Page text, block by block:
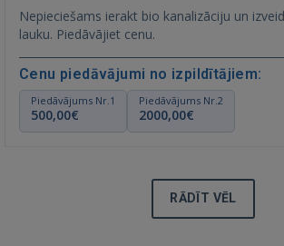
Nepieciešams ierakt bio kanalizāciju un
lauku. Piedāvājiet cenu.
Cenu piedāvājumi no izpildītājiem:
Piedāvājums Nr.1
500,00€
Piedāvājums Nr.2
2000,00€
RĀDĪT VĒL